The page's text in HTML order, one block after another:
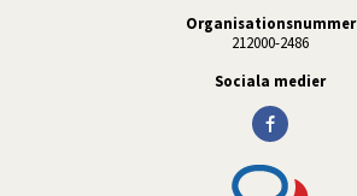
Organisationsnummer
212000-2486
Sociala medier